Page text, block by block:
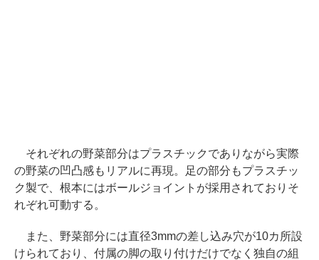
それぞれの野菜部分はプラスチックでありながら実際
の野菜の凹凸感もリアルに再現。足の部分もプラスチッ
ク製で、根本にはボールジョイントが採用されておりそ
れぞれ可動する。
また、野菜部分には直径3mmの差し込み穴が10カ所設
けられており、付属の脚の取り付けだけでなく独自の組